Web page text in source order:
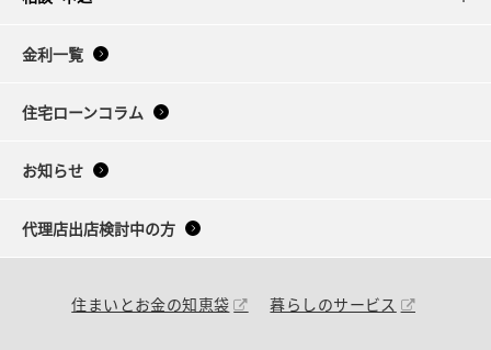
金利一覧
住宅ローンコラム
お知らせ
代理店出店検討中の方
住まいとお金の知恵袋 暮らしのサービス